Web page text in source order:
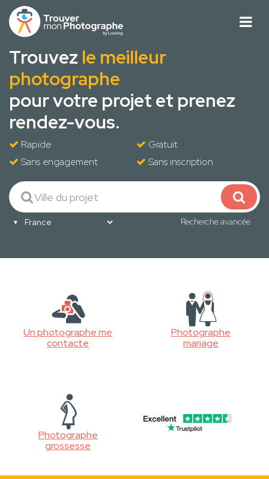
Trouvez le meilleur
photographe
pour votre projet et prenez
rendez-vous.
Rapide
Gratuit
Sans engagement
Sans inscription
Recherche avancée
Un photographe me
contacte
Photographe
mariage
Photographe
grossesse